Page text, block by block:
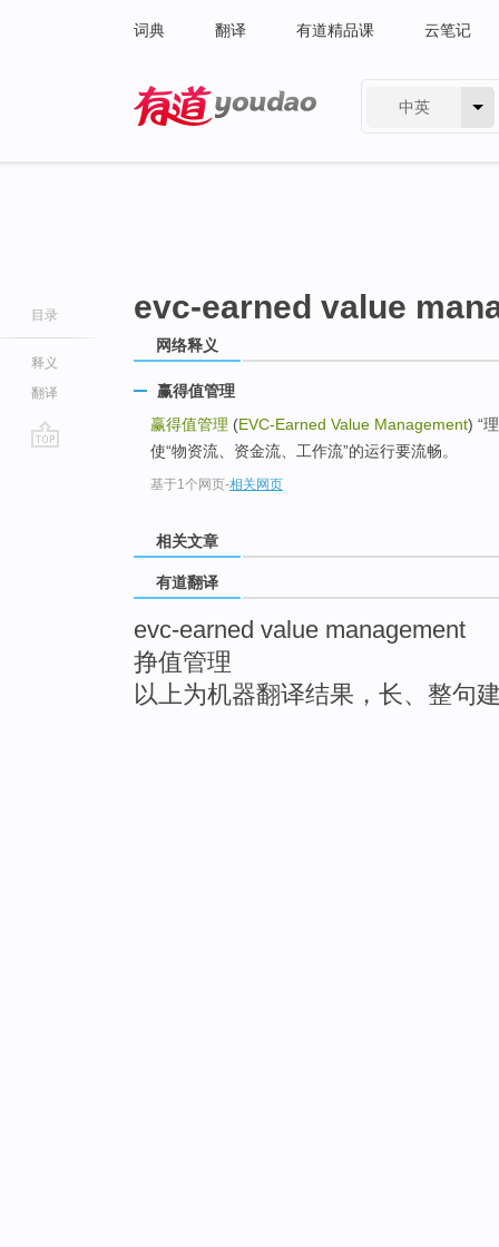
词典 翻译 有道精品课 云笔记
中英
目录
释义
翻译
evc-earned value
网络释义
赢得值管理
赢得值管理 (EVC-Earned Value Management) “
使“物资流、资金流、工作流”的运行要流畅。
基于1个网页-相关网页
相关文章
有道翻译
evc-earned value management
挣值管理
以上为机器翻译结果，长、整句